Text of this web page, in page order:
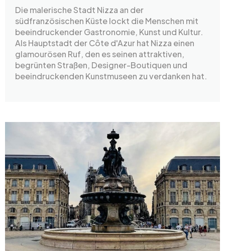
Die malerische Stadt Nizza an der
südfranzösischen Küste lockt die Menschen mit
beeindruckender Gastronomie, Kunst und Kultur.
Als Hauptstadt der Côte d'Azur hat Nizza einen
glamourösen Ruf, den es seinen attraktiven,
begrünten Straßen, Designer-Boutiquen und
beeindruckenden Kunstmuseen zu verdanken hat.